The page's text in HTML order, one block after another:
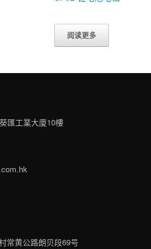
阅读更多
匯工業大廈10樓
常黄公路朗贝段69号